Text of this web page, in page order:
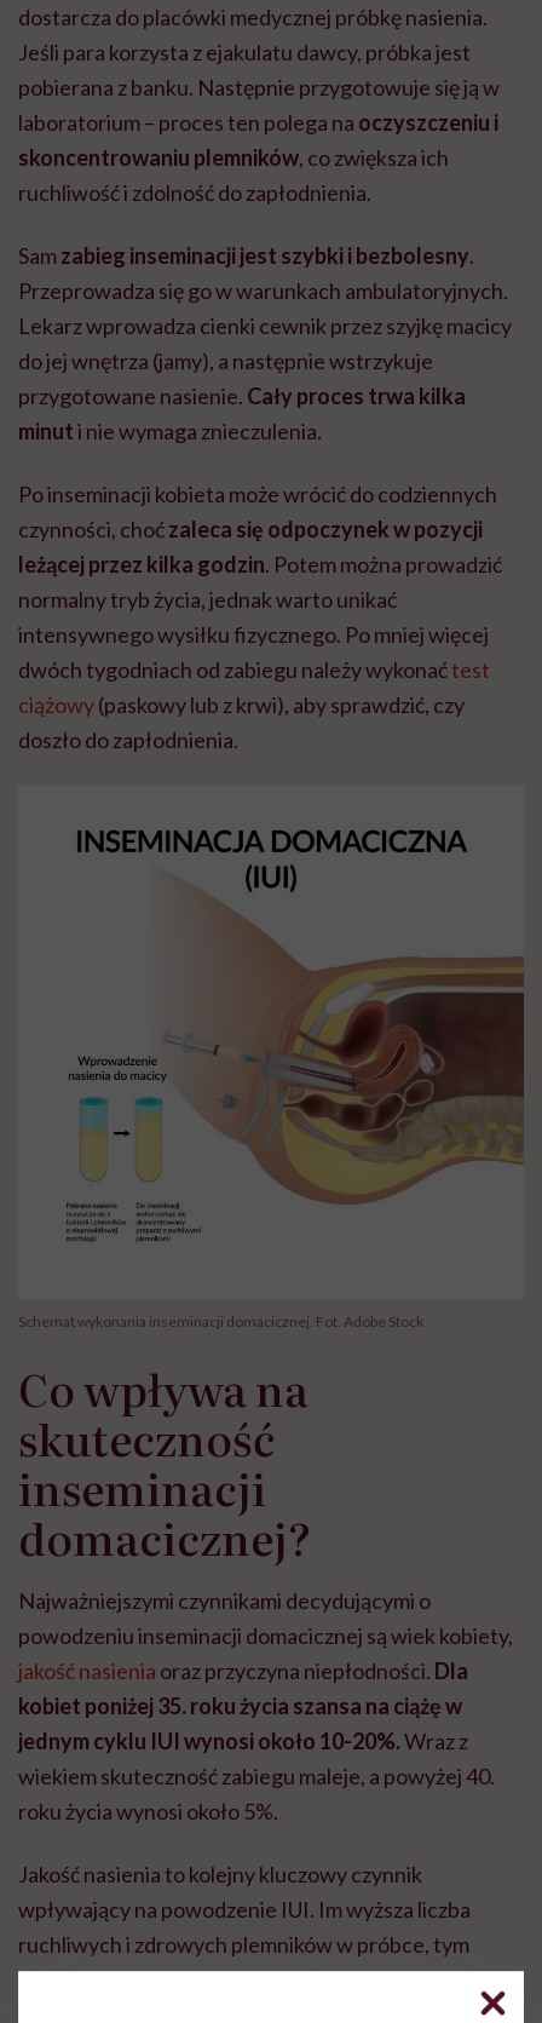
dostarcza do placówki medycznej próbkę nasienia.
Jeśli para korzysta z ejakulatu dawcy, próbka jest
pobierana z banku. Następnie przygotowuje się ją w
laboratorium – proces ten polega na oczyszczeniu i
skoncentrowaniu plemników, co zwiększa ich
ruchliwość i zdolność do zapłodnienia.
Samzabieg inseminacji jest szybki i bezbolesny.
Przeprowadza się go w warunkach ambulatoryjnych.
Lekarz wprowadza cienki cewnik przez szyjkę macicy
do jej wnętrza (jamy), a następnie wstrzykuje
przygotowane nasienie. Cały proces trwa kilka
minuti nie wymaga znieczulenia.
Po inseminacji kobieta może wrócić do codziennych
czynności, choćzaleca się odpoczynek w pozycji
leżącej przez kilka godzin. Potem można prowadzić
normalny tryb życia, jednak warto unikać
intensywnego wysiłku fizycznego. Po mniej więcej
dwóch tygodniach od zabiegu należy wykonaćtest
ciążowy(paskowy lub z krwi), aby sprawdzić, czy
doszło do zapłodnienia.
Schemat wykonania inseminacji domacicznej. Fot. Adobe Stock
Co wpływa na
skuteczność
inseminacji
domacicznej?
Najważniejszymi czynnikami decydującymi o
powodzeniu inseminacji domacicznej są wiek kobiety,
jakość nasienia oraz przyczyna niepłodności. Dla
kobiet poniżej 35. roku życia szansa na ciążę w
jednym cyklu IUI wynosi około 10-20%.Wraz z
wiekiem skuteczność zabiegu maleje, a powyżej 40.
roku życia wynosi około 5%.
Jakość nasienia to kolejny kluczowy czynnik
wpływający na powodzenie IUI. Im wyższa liczba
ruchliwych i zdrowych plemników w próbce, tym
większe szanse na sukces. To właśnie dlatego tak